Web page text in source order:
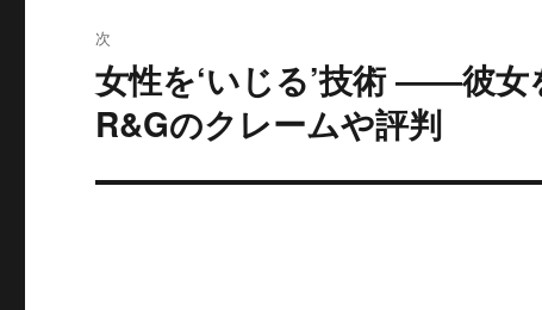
ー
シ
ョ
ン
次
次
の
投
稿:
女性を‘いじる’技術 ――彼
R&Gのクレームや評判